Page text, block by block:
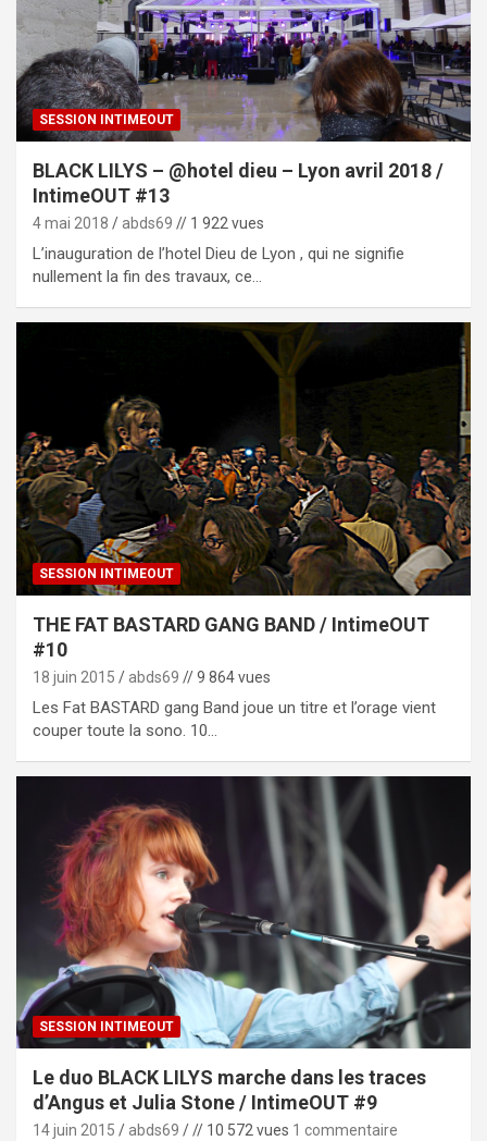
SESSION INTIMEOUT
BLACK LILYS – @hotel dieu – Lyon avril 2018 /
IntimeOUT #13
4 mai 2018 abds69 // 1 922 vues
L’inauguration de l’hotel Dieu de Lyon , qui ne signifie
nullement la fin des travaux, ce…
SESSION INTIMEOUT
THE FAT BASTARD GANG BAND / IntimeOUT
#10
18 juin 2015 abds69 // 9 864 vues
Les Fat BASTARD gang Band joue un titre et l’orage vient
couper toute la sono. 10…
SESSION INTIMEOUT
Le duo BLACK LILYS marche dans les traces
d’Angus et Julia Stone / IntimeOUT #9
14 juin 2015 abds69 // 10 572 vues 1 commentaire